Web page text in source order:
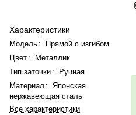
Характеристики
Модель :
Прямой с изгибом
Цвет :
Металлик
Тип заточки :
Ручная
Материал :
Японская
нержавеющая сталь
Все характеристики